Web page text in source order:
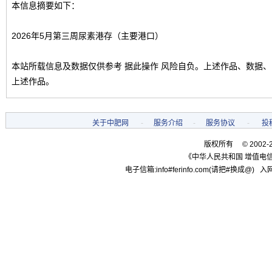
本信息摘要如下：
2026年5月第三周尿素港存（主要港口）
本站所载信息及数据仅供参考 据此操作 风险自负。上述作品、数据
上述作品。
关于中肥网 - 服务介绍 - 服务协议 - 投
版权所有 © 2002-
《中华人民共和国 增值电
电子信箱:info#ferinfo.com(请把#换成@)